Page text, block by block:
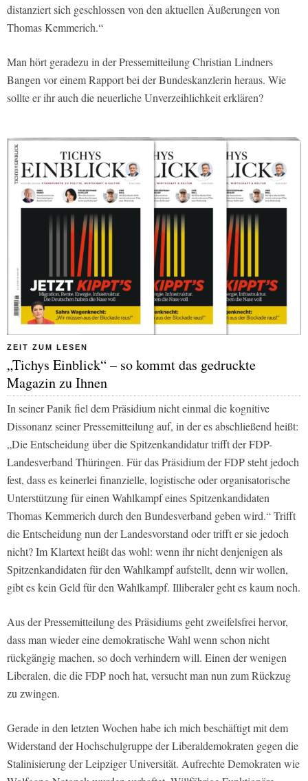
distanziert sich geschlossen von den aktuellen Äußerungen von
Thomas Kemmerich.“
Man hört geradezu in der Pressemitteilung Christian Lindners
Bangen vor einem Rapport bei der Bundeskanzlerin heraus. Wie
sollte er ihr auch die neuerliche Unverzeihlichkeit erklären?
ZEIT ZUM LESEN
„Tichys Einblick“ – so kommt das gedruckte
Magazin zu Ihnen
In seiner Panik fiel dem Präsidium nicht einmal die kognitive
Dissonanz seiner Pressemitteilung auf, in der es abschließend heißt:
„Die Entscheidung über die Spitzenkandidatur trifft der FDP-
Landesverband Thüringen. Für das Präsidium der FDP steht jedoch
fest, dass es keinerlei finanzielle, logistische oder organisatorische
Unterstützung für einen Wahlkampf eines Spitzenkandidaten
Thomas Kemmerich durch den Bundesverband geben wird.“ Trifft
die Entscheidung nun der Landesvorstand oder trifft er sie jedoch
nicht? Im Klartext heißt das wohl: wenn ihr nicht denjenigen als
Spitzenkandidaten für den Wahlkampf aufstellt, denn wir wollen,
gibt es kein Geld für den Wahlkampf. Illiberaler geht es kaum noch.
Aus der Pressemitteilung des Präsidiums geht zweifelsfrei hervor,
dass man wieder eine demokratische Wahl wenn schon nicht
rückgängig machen, so doch verhindern will. Einen der wenigen
Liberalen, die die FDP noch hat, versucht man nun zum Rückzug
zu zwingen.
Gerade in den letzten Wochen habe ich mich beschäftigt mit dem
Widerstand der Hochschulgruppe der Liberaldemokraten gegen die
Stalinisierung der Leipziger Universität. Aufrechte Demokraten wie